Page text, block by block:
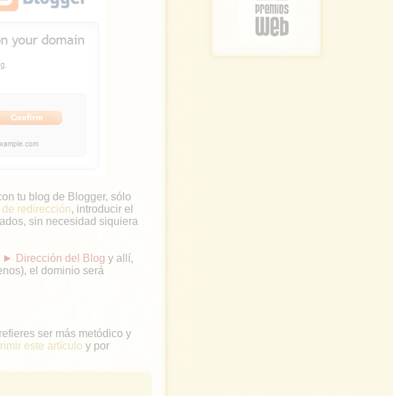
tu blog de Blogger, sólo
de redirección, introducir el
sin necesidad siquiera
Dirección del Blog y allí,
el dominio será
ser más metódico y
este artículo y por